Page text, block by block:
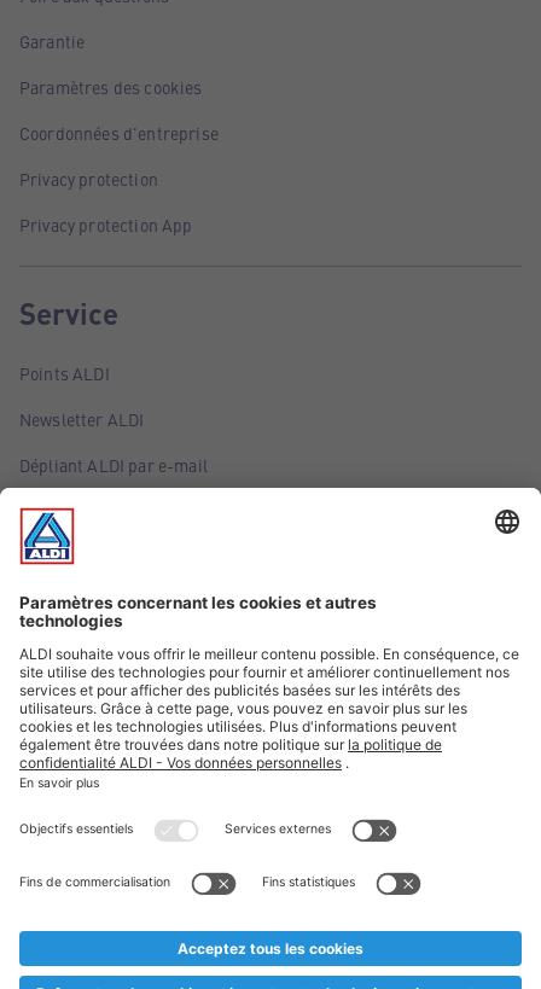
Garantie
Paramètres des cookies
Coordonnées d'entreprise
Privacy protection
Privacy protection App
Service
Points ALDI
Newsletter ALDI
Dépliant ALDI par e-mail
Offres
Infos essentielles
Suivez ALDI Belgique
Textes marqués d'un astérisque et mentions légales
* Nous vendons ces articles temporairement et jusqu'à
au cas où, malgré le planning bien étudié, nous serions
prématurément en rupture de stock. Prix Recupel et TVA incl.
** Sur ce site, l’utilisation de la forme masculine a été adoptée